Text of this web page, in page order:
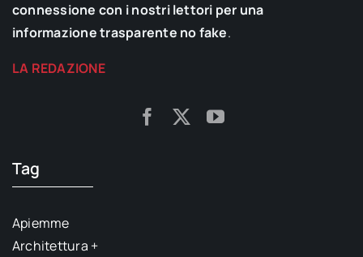
connessione con i nostri lettori per una
informazione trasparente no fake.
LA REDAZIONE
Tag
Apiemme
Architettura +